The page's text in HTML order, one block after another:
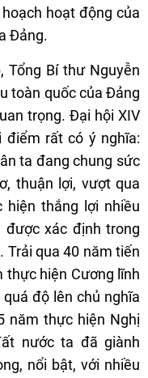
hoạt động của
Đảng.
Tổng Bí thư Nguyễn
toàn quốc của Đảng
trọng. Đại hội XIV
rất có ý nghĩa:
ta đang chung sức
thuận lợi, vượt qua
hiện thắng lợi nhiều
được xác định trong
Trải qua 40 năm tiến
thực hiện Cương lĩnh
độ lên chủ nghĩa
năm thực hiện Nghị
nước ta đã giành
nổi bật, với nhiều